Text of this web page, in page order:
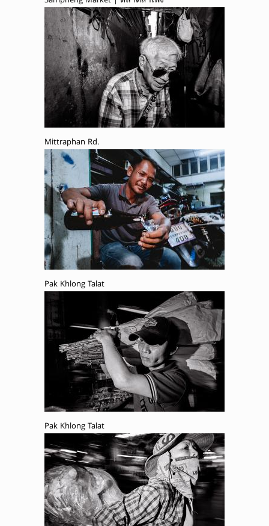
Mittraphan Rd.
Pak Khlong Talat
Pak Khlong Talat